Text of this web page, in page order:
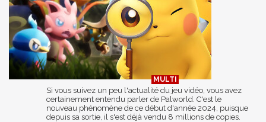
Si vous suivez un peu l'actualité du jeu vidéo, vous avez
certainement entendu parler de Palworld. C'est le
nouveau phénomène de ce début d'année 2024, puisque
depuis sa sortie, il s'est déjà vendu 8 millions de copies.